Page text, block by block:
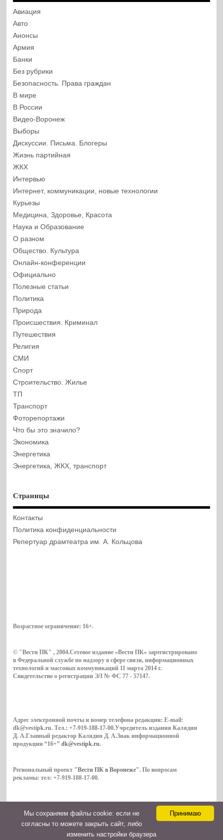
Авиация
Авто
Анонсы
Армия
Банки
Без рубрики
Безопасность. Права граждан
В мире
В России
Видео-Воронеж
Выборы
Дискуссии. Письма. Блогеры
Жизнь партийная
ЖКХ
Интервью
Интернет, коммуникации, новые технологии
Курьезы
Медицина, Здоровье, Красота
Наука и Образование
О разном
Общество. Культура
Онлайн-конференции
Официально
Полезные статьи
Политика
Природа
Происшествия. Криминал
Путешествия
Религия
СМИ
Спорт
Строительство. Жилье
ТП
Транспорт
Фоторепортажи
Что бы это значило?
Экономика
Энергетика
Энергетика, ЖКХ, транспорт
Страницы
Контакты
Политика конфиденциальности
Репертуар драмтеатра им. А. Кольцова
Возрастное ограничение: 16+.
© "Вести ПК" , 2004.Сетевое издание «Вести ПК» зарегистрировано
в Федеральной службе по надзору в сфере связи, информационных
технологий и массовых коммуникаций 11 марта 2014 г.
Свидетельство о регистрации ЭЛ № ФС 77 - 57147.
Адрес электронной почты и номер телефона редакции: E-mail:
dk@vestipk.ru. Тел.: +7-919-188-17-00.Учредитель издания Калядин
Д. А.Главный редактор Калядин Д. А.Знак информационной
продукции “16+”dk@vestipk.ru.
Региональный проект "Вести ПК в Воронеже". По вопросам
рекламы: тел: +7-919-188-17-00.
Copyright © 2026. ВестиПК в Воронеже
Контакты
Принимаю
Мы cохраняем файлы cookie: если не
согласны то можете закрыть сайт, либо
изменить настройки браузера